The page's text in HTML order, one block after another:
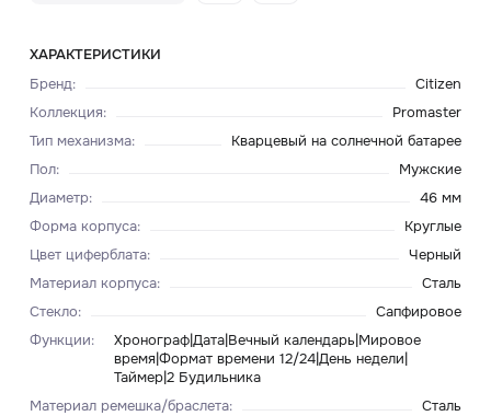
ХАРАКТЕРИСТИКИ
Бренд:
Citizen
Коллекция:
Promaster
Тип механизма:
Кварцевый на солнечной батарее
Пол:
Мужские
Диаметр:
46 мм
Форма корпуса:
Круглые
Цвет циферблата:
Черный
Материал корпуса:
Сталь
Стекло:
Сапфировое
Функции:
Хронограф|Дата|Вечный календарь|Мировое
время|Формат времени 12/24|День недели|
Таймер|2 Будильника
Материал ремешка/браслета:
Сталь